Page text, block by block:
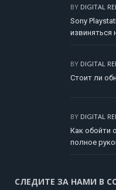
BY DIGITAL
Sony
извиняться
BY DIGITAL
Стоит ли
BY DIGITAL
Как обойти
полное
СЛЕДИТЕ ЗА НАМИ В